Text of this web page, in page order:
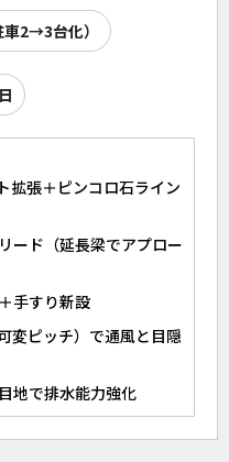
2→3台化）
拡張＋ピンコロ石ライン
ード（延長梁でアプロー
手すり新設
変ピッチ）で通風と目隠
地で排水能力強化